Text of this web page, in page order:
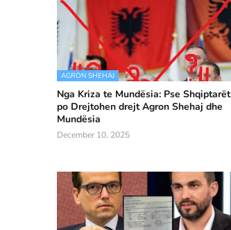
AGRON SHEHAJ
Nga Kriza te Mundësia: Pse Shqiptarët
po Drejtohen drejt Agron Shehaj dhe
Mundësia
December 10, 2025